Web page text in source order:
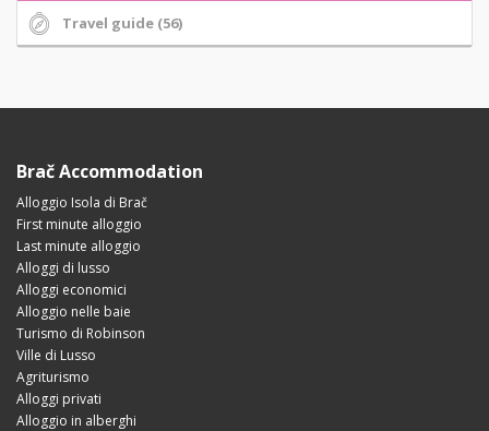
Travel guide (56)
Brač Accommodation
Alloggio Isola di Brač
First minute alloggio
Last minute alloggio
Alloggi di lusso
Alloggi economici
Alloggio nelle baie
Turismo di Robinson
Ville di Lusso
Agriturismo
Alloggi privati
Alloggio in alberghi